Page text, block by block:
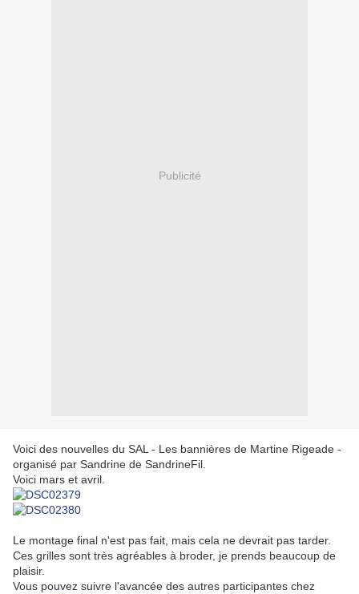
Publicité
Voici des nouvelles du SAL - Les bannières de Martine Rigeade -
organisé par Sandrine de SandrineFil.
Voici mars et avril.
Le montage final n'est pas fait, mais cela ne devrait pas tarder.
Ces grilles sont très agréables à broder, je prends beaucoup de
plaisir.
Vous pouvez suivre l'avancée des autres participantes chez